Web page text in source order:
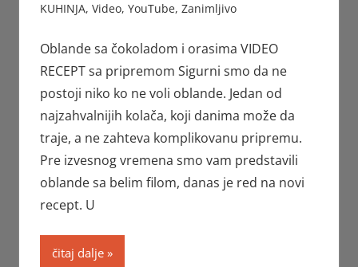
KUHINJA, Video, YouTube, Zanimljivo
Oblande sa čokoladom i orasima VIDEO
RECEPT sa pripremom Sigurni smo da ne
postoji niko ko ne voli oblande. Jedan od
najzahvalnijih kolača, koji danima može da
traje, a ne zahteva komplikovanu pripremu.
Pre izvesnog vremena smo vam predstavili
oblande sa belim filom, danas je red na novi
recept. U
čitaj dalje